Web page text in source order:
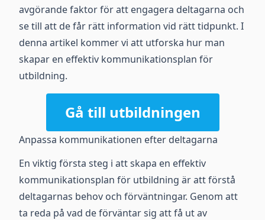
avgörande faktor för att engagera deltagarna och
se till att de får rätt information vid rätt tidpunkt. I
denna artikel kommer vi att utforska hur man
skapar en effektiv kommunikationsplan för
utbildning.
Gå till utbildningen
Anpassa kommunikationen efter deltagarna
En viktig första steg i att skapa en effektiv
kommunikationsplan för utbildning är att förstå
deltagarnas behov och förväntningar. Genom att
ta reda på vad de förväntar sig att få ut av